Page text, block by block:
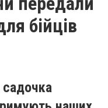
бійців
садочка